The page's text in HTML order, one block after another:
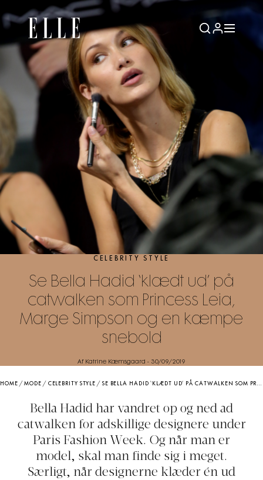
CELEBRITY STYLE
Se Bella Hadid ‘klædt ud’ på
catwalken som Princess Leia,
Marge Simpson og en kæmpe
snebold
Af Katrine Kæmsgaard - 30/09/2019
HOME /MODE / CELEBRITY STYLE / SE BELLA HADID ‘KLÆDT UD’ PÅ CATWALKEN SOM PRINCESS LEIA, MARGE SIMPSON OG EN KÆMPE SNEBOLD
Bella Hadid har vandret op og ned ad
catwalken for adskillige designere under
Paris Fashion Week. Og når man er
model, skal man finde sig i meget.
Særligt, når designerne klæder én ud